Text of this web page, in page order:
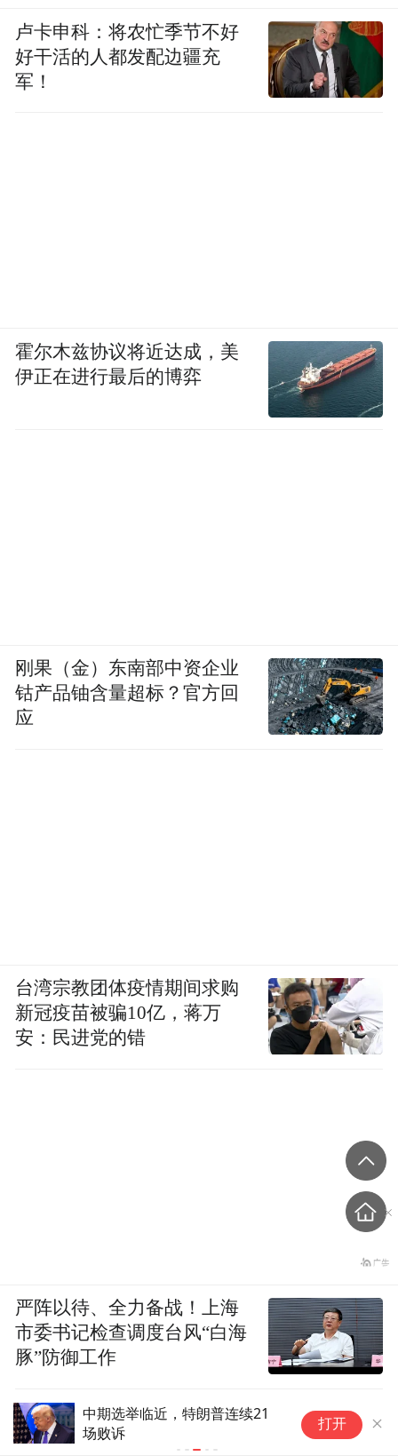
中期选举临近，特朗普连续21
场败诉
打开
卢卡申科：将农忙季节不好
好干活的人都发配边疆充
军！
霍尔木兹协议将近达成，美
伊正在进行最后的博弈
刚果（金）东南部中资企业
钴产品铀含量超标？官方回
应
台湾宗教团体疫情期间求购
新冠疫苗被骗10亿，蒋万
安：民进党的错
严阵以待、全力备战！上海
市委书记检查调度台风“白海
豚”防御工作